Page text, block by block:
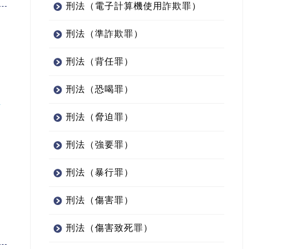
刑法（電子計算機使用詐欺罪）
刑法（準詐欺罪）
刑法（背任罪）
刑法（恐喝罪）
刑法（脅迫罪）
刑法（強要罪）
刑法（暴行罪）
刑法（傷害罪）
刑法（傷害致死罪）